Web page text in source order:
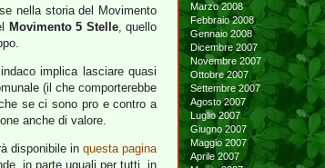
nella storia del Movimento
Movimento 5 Stelle, quello
implica lasciare quasi
(il che comporterebbe
se ci sono pro e contro a
anche di valore.
disponibile in questa pagina
in parte uguali per tutti, in
Marzo 2008
Febbraio 2008
Gennaio 2008
Dicembre 2007
Novembre 2007
Ottobre 2007
Settembre 2007
Agosto 2007
Luglio 2007
Giugno 2007
Maggio 2007
Aprile 2007